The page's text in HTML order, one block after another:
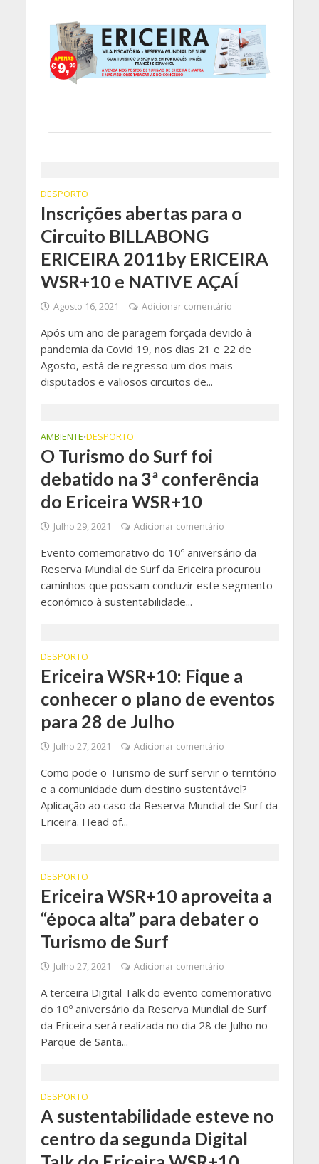
DESPORTO
Inscrições abertas para o
Circuito BILLABONG
ERICEIRA 2011by ERICEIRA
WSR+10 e NATIVE AÇAÍ
Agosto 16, 2021 Adicionar comentário
Após um ano de paragem forçada devido à
pandemia da Covid 19, nos dias 21 e 22 de
Agosto, está de regresso um dos mais
disputados e valiosos circuitos de...
AMBIENTE•DESPORTO
O Turismo do Surf foi
debatido na 3ª conferência
do Ericeira WSR+10
Julho 29, 2021 Adicionar comentário
Evento comemorativo do 10º aniversário da
Reserva Mundial de Surf da Ericeira procurou
caminhos que possam conduzir este segmento
económico à sustentabilidade...
DESPORTO
Ericeira WSR+10: Fique a
conhecer o plano de eventos
para 28 de Julho
Julho 27, 2021 Adicionar comentário
Como pode o Turismo de surf servir o território
e a comunidade dum destino sustentável?
Aplicação ao caso da Reserva Mundial de Surf da
Ericeira. Head of...
DESPORTO
Ericeira WSR+10 aproveita a
“época alta” para debater o
Turismo de Surf
Julho 27, 2021 Adicionar comentário
A terceira Digital Talk do evento comemorativo
do 10º aniversário da Reserva Mundial de Surf
da Ericeira será realizada no dia 28 de Julho no
Parque de Santa...
DESPORTO
A sustentabilidade esteve no
centro da segunda Digital